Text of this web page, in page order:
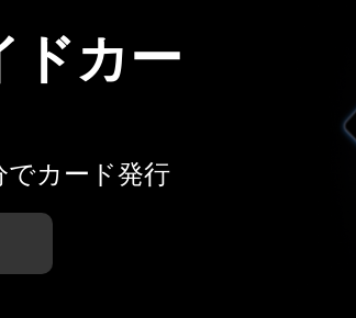
ドカー
でカード発行